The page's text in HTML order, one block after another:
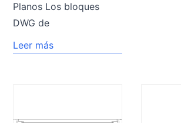
Planos Los bloques
DWG de
Leer más